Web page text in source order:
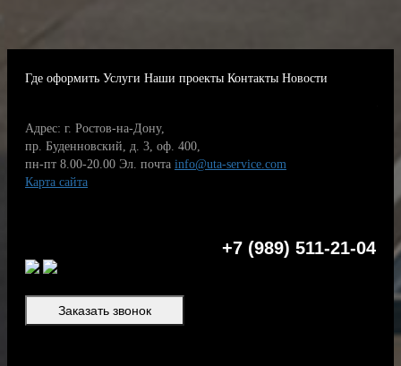
Где оформить Услуги Наши проекты Контакты Новости
Адрес: г. Ростов-на-Дону,
пр. Буденновский, д. 3, оф. 400,
пн-пт 8.00-20.00 Эл. почта info@uta-service.com
Карта сайта
+7 (989) 511-21-04
Заказать звонок